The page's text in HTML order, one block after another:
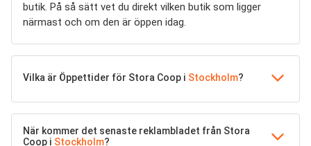
butik. På så sätt vet du direkt vilken butik som ligger
närmast och om den är öppen idag.
Vilka är Öppettider för Stora Coop i Stockholm?
När kommer det senaste reklambladet från Stora
Coop i Stockholm?